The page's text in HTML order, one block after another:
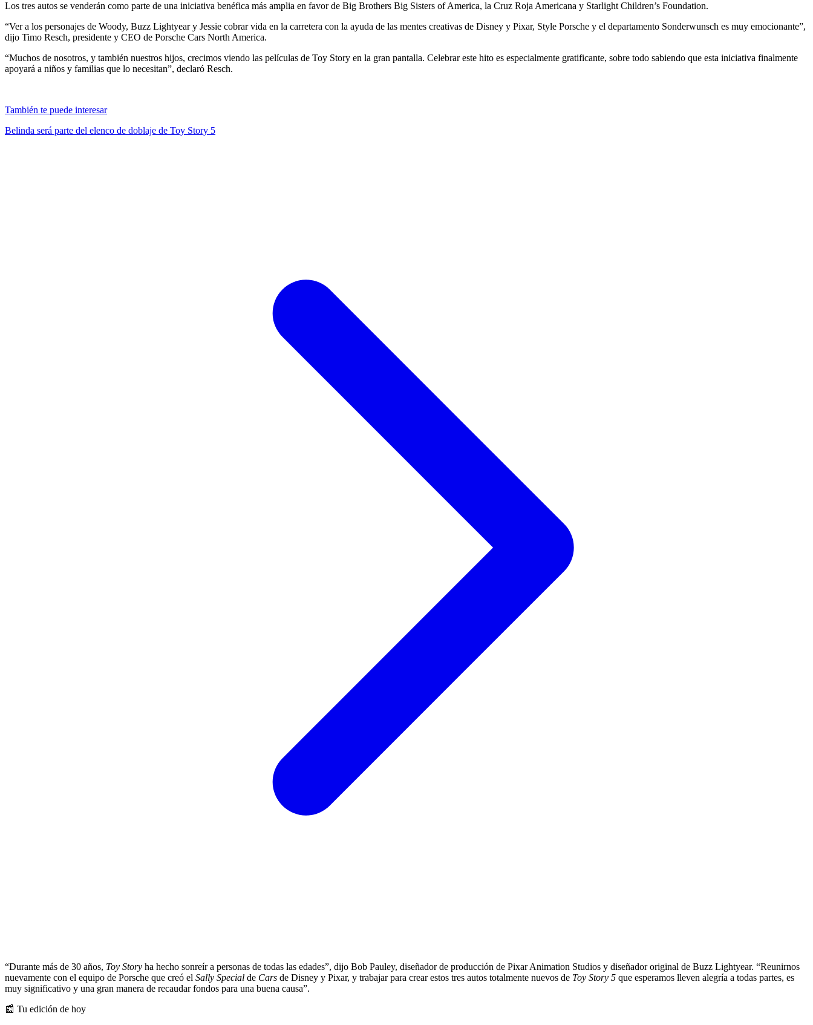
Los tres autos se venderán como parte de una iniciativa benéfica más amplia en favor de Big Brothers Big Sisters of America, la Cruz Roja Americana y Starlight Children’s Foundation.
“Ver a los personajes de Woody, Buzz Lightyear y Jessie cobrar vida en la carretera con la ayuda de las mentes creativas de Disney y Pixar, Style Porsche y el departamento Sonderwunsch es muy emocionante”,
dijo Timo Resch, presidente y CEO de Porsche Cars North America.
“Muchos de nosotros, y también nuestros hijos, crecimos viendo las películas de Toy Story en la gran pantalla. Celebrar este hito es especialmente gratificante, sobre todo sabiendo que esta iniciativa finalmente
apoyará a niños y familias que lo necesitan”, declaró Resch.
También te puede interesar
Belinda será parte del elenco de doblaje de Toy Story 5
“Durante más de 30 años, Toy Story ha hecho sonreír a personas de todas las edades”, dijo Bob Pauley, diseñador de producción de Pixar Animation Studios y diseñador original de Buzz Lightyear. “Reunirnos
nuevamente con el equipo de Porsche que creó el Sally Special de Cars de Disney y Pixar, y trabajar para crear estos tres autos totalmente nuevos de Toy Story 5 que esperamos lleven alegría a todas partes, es
muy significativo y una gran manera de recaudar fondos para una buena causa”.
📰 Tu edición de hoy